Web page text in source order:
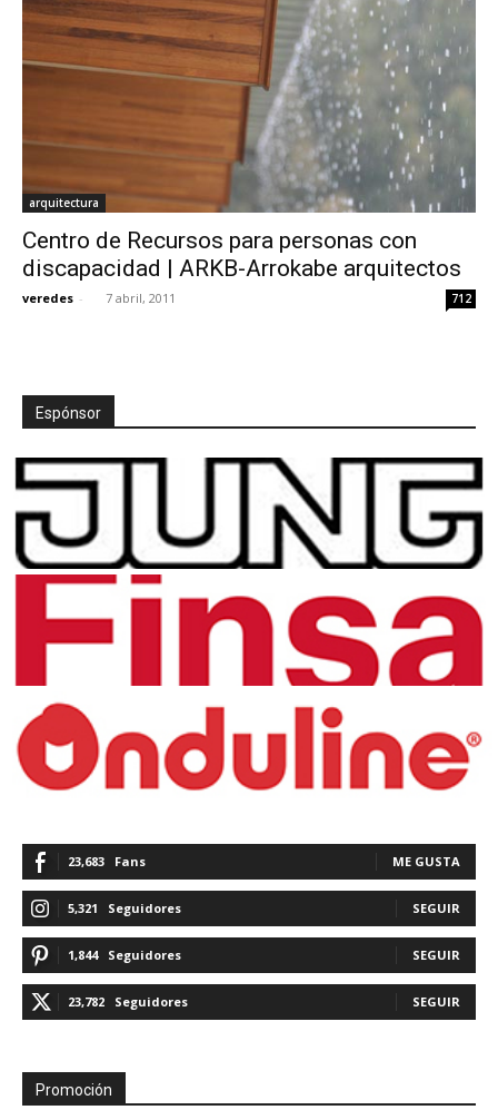
arquitectura
Centro de Recursos para personas con
discapacidad | ARKB-Arrokabe arquitectos
veredes - 7 abril, 2011 712
Espónsor
23,683 Fans ME GUSTA
5,321 Seguidores SEGUIR
1,844 Seguidores SEGUIR
23,782 Seguidores SEGUIR
Promoción